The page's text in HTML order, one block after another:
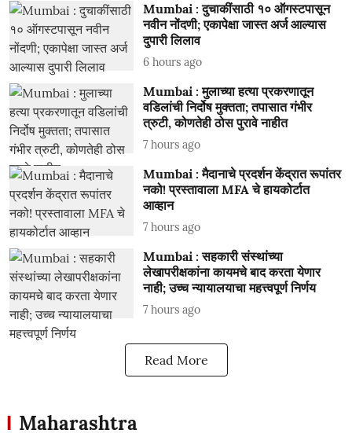
Mumbai : दुचाकींसाठी १० ऑगस्टपासून
नवीन नोंदणी; एकापेक्षा जास्त अर्ज आल्यास
दुपारी लिलाव
6 hours ago
Mumbai : मुलाच्या हत्या प्रकरणातून
वडिलांची निर्दोष मुक्तता; तपासात गंभीर
त्रुटी, कोणतेही ठोस पुरावे नाहीत
7 hours ago
Mumbai : मैदानाचे प्रदर्शन केंद्रात रूपांतर
नको! प्रस्तावाला MFA चे हायकोर्टात
आव्हान
7 hours ago
Mumbai : सहकारी संस्थांच्या
लेखापरीक्षकांना कायमचे बाद करता येणार
नाही; उच्च न्यायालयाचा महत्त्वपूर्ण निर्णय
7 hours ago
Read More
Maharashtra